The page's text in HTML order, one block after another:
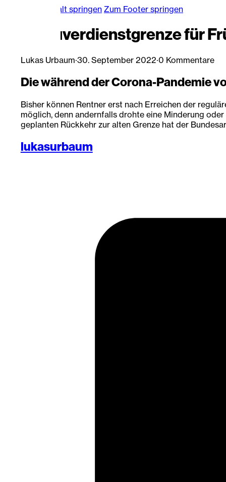
Zum Hauptinhalt springen Zum Footer springen
Hinzuverdienstgrenze für
Lukas Urbaum·30. September 2022·0 Kommentare
Die während der Corona-Pandemie
Bisher können Rentner erst nach Erreichen der
möglich, denn andernfalls drohte eine Minderung
geplanten Rückkehr zur alten Grenze hat der
lukasurbaum